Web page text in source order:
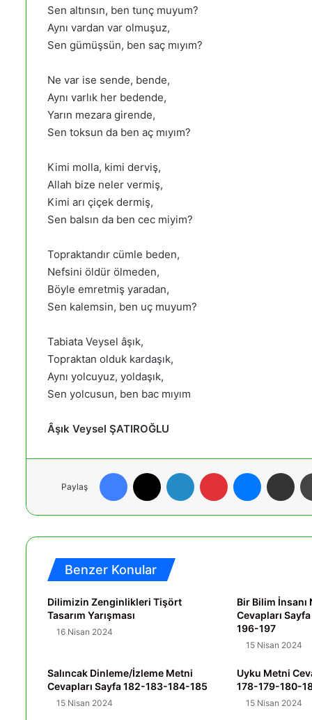
Sen altınsın, ben tunç muyum?
Aynı vardan var olmuşuz,
Sen gümüşsün, ben saç mıyım?
Ne var ise sende, bende,
Aynı varlık her bedende,
Yarın mezara girende,
Sen toksun da ben aç mıyım?
Kimi molla, kimi derviş,
Allah bize neler vermiş,
Kimi arı çiçek dermiş,
Sen balsın da ben cec miyim?
Topraktandır cümle beden,
Nefsini öldür ölmeden,
Böyle emretmiş yaradan,
Sen kalemsin, ben uç muyum?
Tabiata Veysel âşık,
Topraktan olduk kardaşık,
Aynı yolcuyuz, yoldaşık,
Sen yolcusun, ben bac mıyım
Âşık Veysel ŞATIROĞLU
Paylaş
Benzer Konular
Dilimizin Zenginlikleri Tişört
Tasarım Yarışması
16 Nisan 2024
Bir Bilim İnsanı
Cevapları
196-197
15 Nisan 2024
Salıncak Dinleme/İzleme Metni
Cevapları Sayfa 182-183-184-185
15 Nisan 2024
Uyku Metni
178-179-180-
15 Nisan 2024